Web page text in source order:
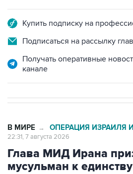
Подписаться на рассылку
Получать оперативные
Глава МИД Ирана
мусульман к
против общих врагов